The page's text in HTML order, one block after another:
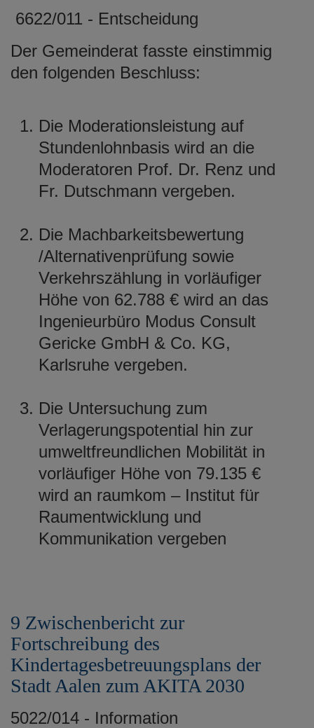
6622/011 - Entscheidung
Der Gemeinderat fasste einstimmig
den folgenden Beschluss:
Die Moderationsleistung auf
Stundenlohnbasis wird an die
Moderatoren Prof. Dr. Renz und
Fr. Dutschmann vergeben.
Die Machbarkeitsbewertung
/Alternativenprüfung sowie
Verkehrszählung in vorläufiger
Höhe von 62.788 € wird an das
Ingenieurbüro Modus Consult
Gericke GmbH & Co. KG,
Karlsruhe vergeben.
Die Untersuchung zum
Verlagerungspotential hin zur
umweltfreundlichen Mobilität in
vorläufiger Höhe von 79.135 €
wird an raumkom – Institut für
Raumentwicklung und
Kommunikation vergeben
9 Zwischenbericht zur
Fortschreibung des
Kindertagesbetreuungsplans der
Stadt Aalen zum AKITA 2030
5022/014 - Information